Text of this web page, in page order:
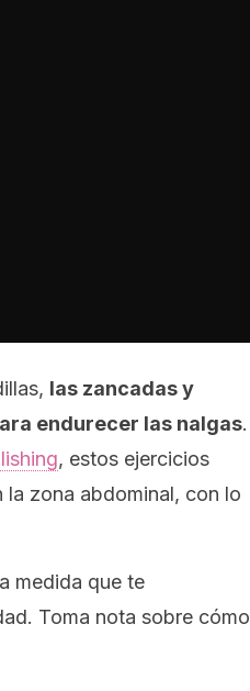
las zancadas y
endurecer las nalgas.
, estos ejercicios
zona abdominal, con lo
medida que te
Toma nota sobre cómo